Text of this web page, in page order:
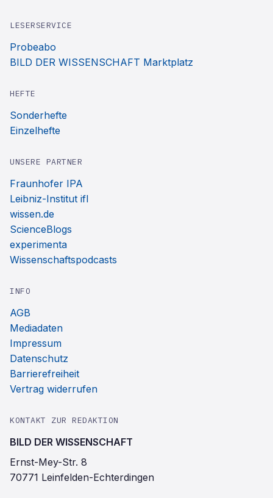
LESERSERVICE
Probeabo
BILD DER WISSENSCHAFT Marktplatz
HEFTE
Sonderhefte
Einzelhefte
UNSERE PARTNER
Fraunhofer IPA
Leibniz-Institut ifl
wissen.de
ScienceBlogs
experimenta
Wissenschaftspodcasts
INFO
AGB
Mediadaten
Impressum
Datenschutz
Barrierefreiheit
Vertrag widerrufen
KONTAKT ZUR REDAKTION
BILD DER WISSENSCHAFT
Ernst-Mey-Str. 8
70771 Leinfelden-Echterdingen